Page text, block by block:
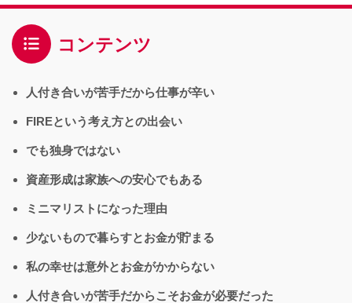
コンテンツ
人付き合いが苦手だから仕事が辛い
FIREという考え方との出会い
でも独身ではない
資産形成は家族への安心でもある
ミニマリストになった理由
少ないもので暮らすとお金が貯まる
私の幸せは意外とお金がかからない
人付き合いが苦手だからこそお金が必要だった